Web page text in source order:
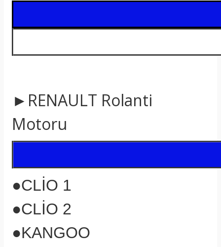
►RENAULT Rolanti
Motoru
●CLİO 1
●CLİO 2
●KANGOO